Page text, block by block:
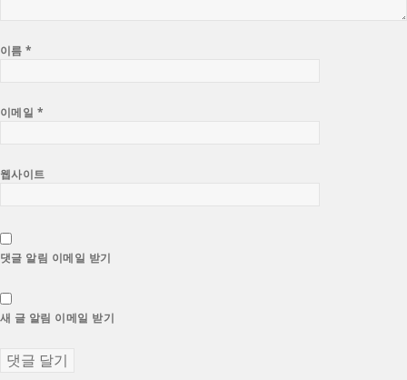
이름*
이메일 *
웹사이트
댓글 알림 이메일 받기
새 글 알림 이메일 받기